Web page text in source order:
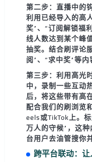
第二步：直播中的
利用已经导入的高
奖”、“订阅解锁福
线人数达到某个峰
抽奖。结合刷评论
阅”、“求中奖”等
第三步：利用高光
中，录制一些互动
后，将这些带有高
配合我们的刷浏览
eels或TikTok上。
万人的守候”，这
台用户去油管搜你
跨平台联动：